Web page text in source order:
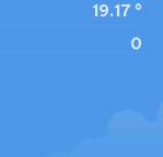
19.17 °
0